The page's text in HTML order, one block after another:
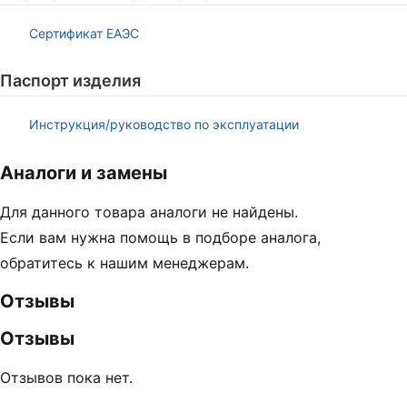
Сертификат ЕАЭС
Паспорт изделия
Инструкция/руководство по эксплуатации
Аналоги и замены
Для данного товара аналоги не найдены.
Если вам нужна помощь в подборе аналога,
обратитесь к нашим менеджерам.
Отзывы
Отзывы
Отзывов пока нет.